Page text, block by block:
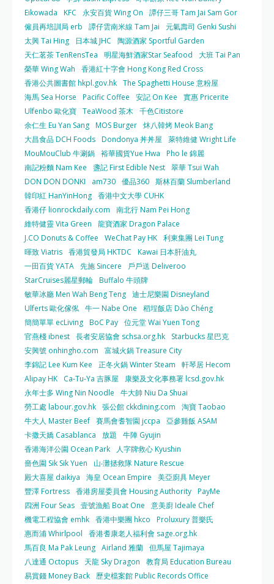
Eikowada
KFC 永安百貨 Wing On
譚仔三哥 Tam Jai Sam Gor
僱員再培訓局 erb
譚仔雲南米線 Tam Jai
元氣壽司 Genki Sushi
太興 Tai Hing
日本城 JHC
陶源酒家 Sportful Garden
天仁茗茶 TenRensTea
明星海鮮酒家Star Seafood
大班 Tai Pan
榮華 Wing Wah
香港紅十字會 Hong Kong Red Cross
香港公共圖書館 hkpl.gov.hk The Spaghetti House 意粉屋
海馬 Sea Horse
Pacific Coffee 安記 On Kee
實惠 Pricerite
Ulfenbo 歐化寶 TeaWood 茶木 千色Citistore
余仁生 Eu Yan Sang MOS Burger 炑八韓烤 Meok Bang
大昌食品 DCH Foods Dondonya 丼丼屋
萊特維健 Wright Life
MouMouClub 牛涮鍋 裕華國貨Yue Hwa
Pho le 錦麗
南記粉麵 Nam Kee
盞記 First Edible Nest 翠華 Tsui Wah
DON DON DONKI
am730 優品360 斯林百蘭 Slumberland
韓印紅 HanYinHong 香港中文大學 CUHK
香港仔 lionrockdaily.com
南北行 Nam Pei Hong
維特健靈 Vita Green
龍寶酒家 Dragon Palace
J.CO Donuts & Coffee
WeChat Pay HK 利東集團 Lei Tung
暉致 Viatris 香港貿發局 HKTDC
Kawai 日本肝油丸
一田百貨 YATA 先施 Sincere
戶戶送 Deliveroo
StarCruises麗星郵輪 Buffalo 牛頭牌
敏華冰廳 Men Wah Beng Teng 迪士尼樂園 Disneyland
Ulferts 歐化傢俬 牛一 Nabe One
稻埕飯店 Dào Chéng
簡簡單單 ecLiving BoC Pay 位元堂 Wai Yuen Tong
官燕棧 ibnest 長者安居協會 schsa.org.hk
Starbucks 星巴克
安興號 onhingho.com
富城火鍋 Treasure City
李錦記 Lee Kum Kee
正冬火鍋 Winter Steam
軒琴居 Hecom
Alipay HK
Ca-Tu-Ya 吉豚屋
康樂及文化事務署 lcsd.gov.hk
永年士多 Wing Nin Noodle
牛大帥 Niu Da Shuai
勞工處 labour.gov.hk 張公館 ckkdining.com
淘寶 Taobao
牛大人 Master Beef 賽馬會耆智園 jccpa
亞參雞飯 ASAM
卡撒天嬌 Casablanca
放題
牛陣 Gyujin
香港海洋公園 Ocean Park
人字牌救心 Kyushin
嗇色園 Sik Sik Yuen
山‧灘拯救隊 Nature Rescue
殿大喜屋 daikiya
海皇 Ocean Empire
美亞廚具 Meyer
豐澤 Fortress 香港房屋委員會 Housing Authority PayMe
四洲 Four Seas 壹號漁船 Boat One
意美廚 Ideale Chef
機電工程協會 emhk 香港中樂團 hkco
Proluxury 普樂氏
惠而浦 Whirlpool
香港耆康老人福利會 sage.org.hk
馬百良 Ma Pak Leung Airland 雅蘭 但馬屋 Tajimaya
八達通 Octopus
天龍 Sky Dragon
教育局 Education Bureau
易賞錢 Money Back
歷史檔案館 Public Records Office